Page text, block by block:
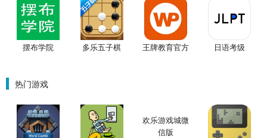
摆布学院 多乐五子棋 王牌教育官方 日语考级
热门游戏
欢乐游戏城微
信版